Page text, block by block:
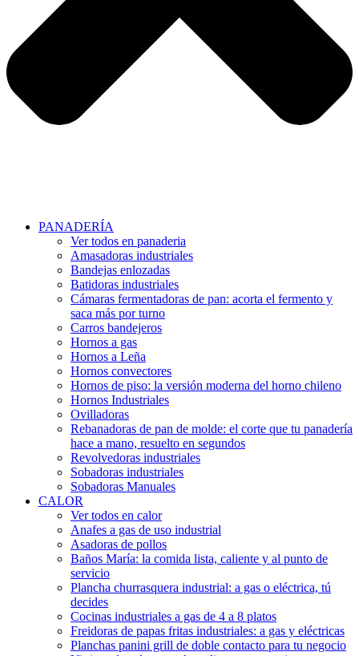
PANADERÍA
Ver todos en panaderia
Amasadoras industriales
Bandejas enlozadas
Batidoras industriales
Cámaras fermentadoras de pan: acorta el fermento y
saca más por turno
Carros bandejeros
Hornos a gas
Hornos a Leña
Hornos convectores
Hornos de piso: la versión moderna del horno chileno
Hornos Industriales
Ovilladoras
Rebanadoras de pan de molde: el corte que tu panadería
hace a mano, resuelto en segundos
Revolvedoras industriales
Sobadoras industriales
Sobadoras Manuales
CALOR
Ver todos en calor
Anafes a gas de uso industrial
Asadoras de pollos
Baños María: la comida lista, caliente y al punto de
servicio
Plancha churrasquera industrial: a gas o eléctrica, tú
decides
Cocinas industriales a gas de 4 a 8 platos
Freidoras de papas fritas industriales: a gas y eléctricas
Planchas panini grill de doble contacto para tu negocio